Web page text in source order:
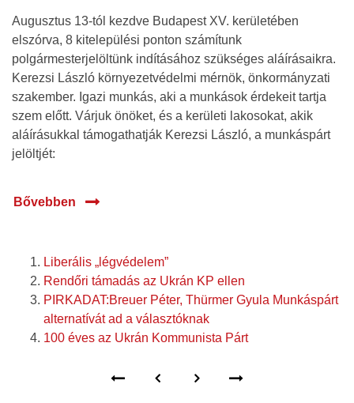
Augusztus 13-tól kezdve Budapest XV. kerületében
elszórva, 8 kitelepülési ponton számítunk
polgármesterjelöltünk indításához szükséges aláírásaikra.
Kerezsi László környezetvédelmi mérnök, önkormányzati
szakember. Igazi munkás, aki a munkások érdekeit tartja
szem előtt. Várjuk önöket, és a kerületi lakosokat, akik
aláírásukkal támogathatják Kerezsi László, a munkáspárt
jelöltjét:
Bővebben
Liberális „légvédelem”
Rendőri támadás az Ukrán KP ellen
PIRKADAT:Breuer Péter, Thürmer Gyula Munkáspárt
alternatívát ad a választóknak
100 éves az Ukrán Kommunista Párt